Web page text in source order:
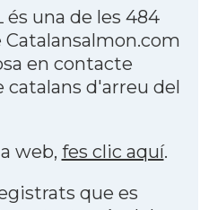
és una de les 484
en contacte
catalans d'arreu del
web, fes clic aquí.
que es